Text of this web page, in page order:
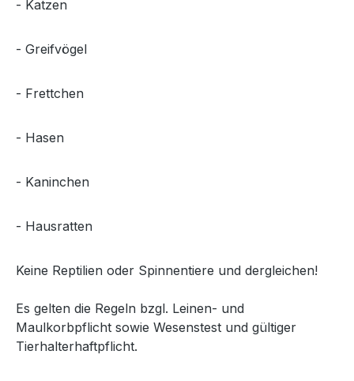
- Katzen
- Greifvögel
- Frettchen
- Hasen
- Kaninchen
- Hausratten
Keine Reptilien oder Spinnentiere und dergleichen!
Es gelten die Regeln bzgl. Leinen- und
Maulkorbpflicht sowie Wesenstest und gültiger
Tierhalterhaftpflicht.